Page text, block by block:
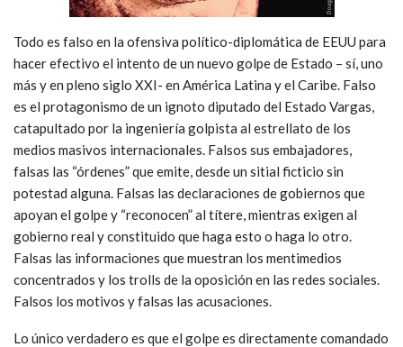
Todo es falso en la ofensiva político-diplomática de EEUU para
hacer efectivo el intento de un nuevo golpe de Estado – sí, uno
más y en pleno siglo XXI- en América Latina y el Caribe. Falso
es el protagonismo de un ignoto diputado del Estado Vargas,
catapultado por la ingeniería golpista al estrellato de los
medios masivos internacionales. Falsos sus embajadores,
falsas las “órdenes” que emite, desde un sitial ficticio sin
potestad alguna. Falsas las declaraciones de gobiernos que
apoyan el golpe y “reconocen” al títere, mientras exigen al
gobierno real y constituido que haga esto o haga lo otro.
Falsas las informaciones que muestran los mentimedios
concentrados y los trolls de la oposición en las redes sociales.
Falsos los motivos y falsas las acusaciones.
Lo único verdadero es que el golpe es directamente comandado